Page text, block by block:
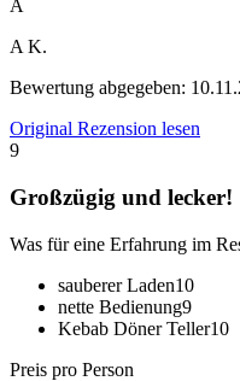
A
A K.
Bewertung abgegeben:
Original Rezension lesen
9
Großzügig und lecker!
Was für eine Erfahrung im
sauberer Laden10
nette Bedienung9
Kebab Döner Teller10
Preis pro Person